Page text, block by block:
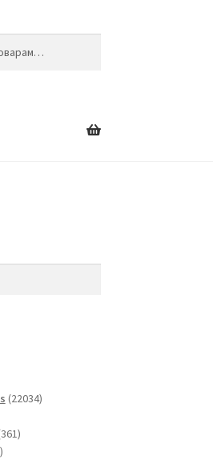
2203422034
361361